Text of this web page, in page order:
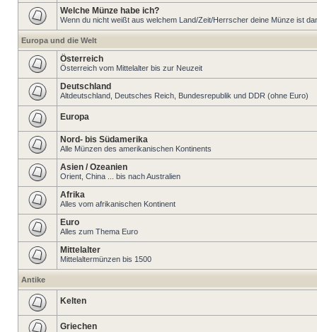
Welche Münze habe ich?
Wenn du nicht weißt aus welchem Land/Zeit/Herrscher deine Münze ist
Europa und die Welt
Österreich
Österreich vom Mittelalter bis zur Neuzeit
Deutschland
Altdeutschland, Deutsches Reich, Bundesrepublik und DDR (ohne Euro)
Europa
Nord- bis Südamerika
Alle Münzen des amerikanischen Kontinents
Asien / Ozeanien
Orient, China ... bis nach Australien
Afrika
Alles vom afrikanischen Kontinent
Euro
Alles zum Thema Euro
Mittelalter
Mittelaltermünzen bis 1500
Antike
Kelten
Griechen